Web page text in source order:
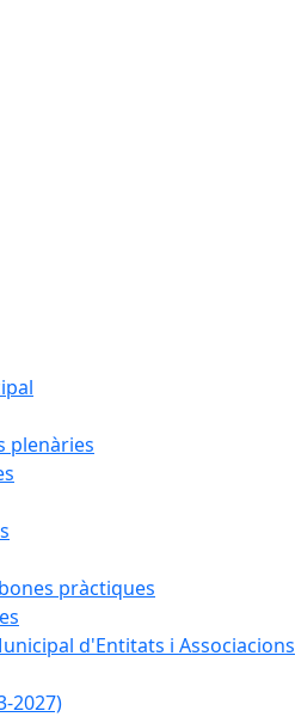
plenàries
pràctiques
d'Entitats i Associacions
2027)